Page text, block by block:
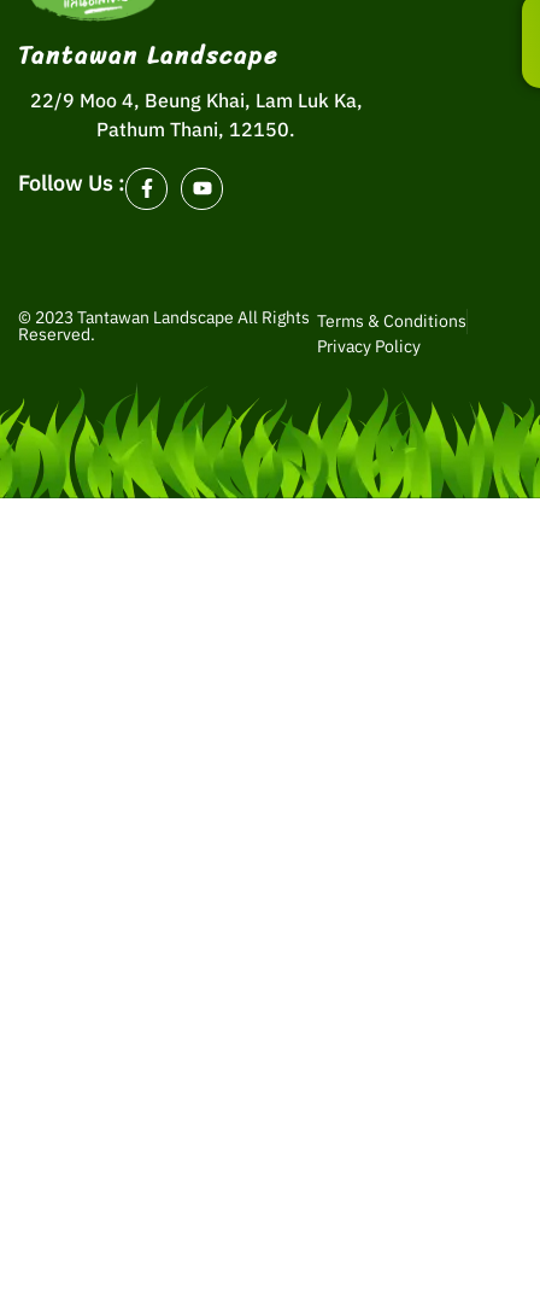
Tantawan Landscape
22/9 Moo 4, Beung Khai, Lam Luk Ka,
Pathum Thani, 12150.
Follow Us :
© 2023 Tantawan Landscape All Rights
Reserved.
Terms & Conditions
Privacy Policy